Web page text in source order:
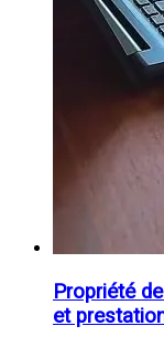
Propriété
et